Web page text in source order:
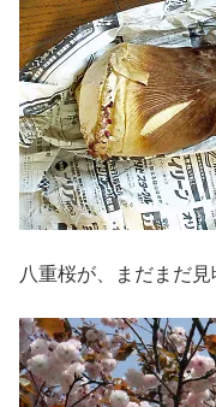
八重桜が、まだまだ見